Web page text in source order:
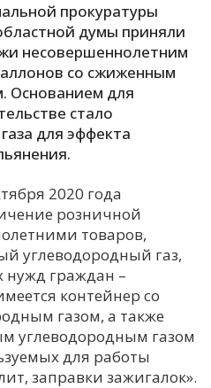
П
С
Т
прокуратуры
думы приняли
несовершеннолетним
со сжиженным
Основанием для
стало
для эффекта
2020 года
розничной
товаров,
углеводородный газ,
граждан –
контейнер со
газом, а также
углеводородным газом
для работы
заправки зажигалок».